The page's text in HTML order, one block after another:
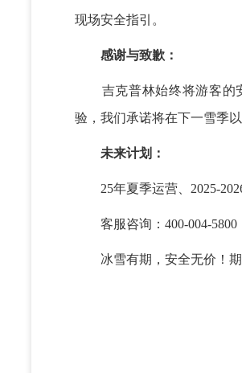
现场安全指引。
感谢与致歉：
吉克普林始终将游客的安
验，我们承诺将在下一雪季
未来计划：
25年夏季运营、2025-
客服咨询：400-004-5800
冰雪有期，安全无价！期